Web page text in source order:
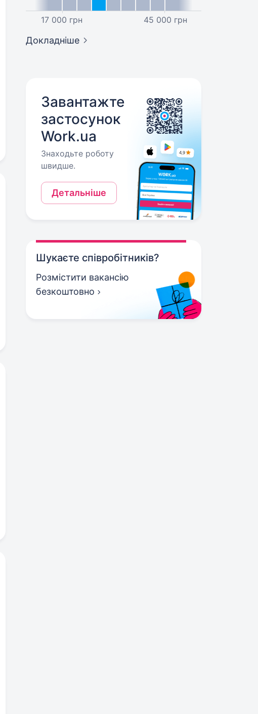
17 000 грн 45 000 грн
Докладніше
Завантажте
застосунок
Work.ua
Знаходьте роботу
швидше.
Детальніше
Шукаєте співробітників?
Розмістити вакансію
безкоштовно